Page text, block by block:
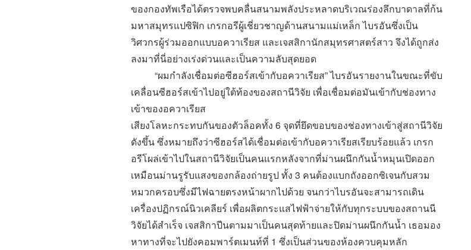
ของกองทัพเรือได้ตรวจพบคลื่นสนามพลังประหลาดบริเวณร่องลึกบาดาลที่ก้น
มหาสมุทรแปซิฟิก เกรกอรีผู้เชี่ยวชาญด้านสนามแม่เหล็ก ไบรอันซึ่งเป็น
วิศวกรผู้ร่วมออกแบบอควาเรียส และเจสสิกานักสมุทรศาสตร์สาว จึงได้ถูกส่ง
ลงมาที่นี่อย่างเร่งด่วนและเป็นความลับสุดยอด
“ผมกำลังเชื่อมต่อซีฮอร์สเข้ากับอควาเรียส”ไบรอันรายงานในขณะที่ขับ
เคลื่อนซีฮอร์สเข้าไปอยู่ใต้ท้องของสถานีวิจัย เพื่อเชื่อมต่อมันเข้ากับช่องทาง
เข้าของอควาเรียส
เสียงโลหะกระทบกันของตัวล็อคทั้ง 6 จุดที่ยึดขอบของช่องทางเข้าสู่สถานีวิจัย
ดังขึ้น ซึ่งหมายถึงว่าซีฮอร์สได้เชื่อมต่อเข้ากับอควาเรียสเรียบร้อยแล้ว เกรก
อรีโผล่เข้าไปในสถานีวิจัยเป็นคนแรกหลังจากที่ม่านผนึกกันน้ำหมุนเปิดออก
เหมือนม่านรูรับแสงของกล้องถ่ายรูป ทั้ง 3 คนต้องแบกถังออกซิเจนกับสวม
หมวกครอบซึ่งมีไฟฉายตรงหน้าผากไปด้วย จนกว่าไบรอันจะสามารถเดิน
เครื่องปฏิกรณ์นิวเคลียร์ เพื่อผลิตกระแสไฟฟ้าจ่ายให้กับทุกระบบของสถานนี
วิจัยได้สำเร็จ เจสสิกาปีนตามมาเป็นคนสุดท้ายและปิดม่านผนึกกันน้ำ เธอมอง
หาทางที่จะไปยังคอมพาร์ตเมนท์ที่ 1 ซึ่งเป็นส่วนของห้องควบคุมหลัก